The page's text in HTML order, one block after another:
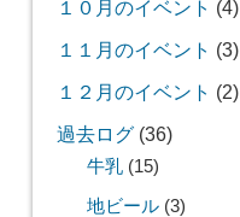
１０月のイベント (4)
１１月のイベント (3)
１２月のイベント (2)
過去ログ(36)
牛乳(15)
地ビール(3)